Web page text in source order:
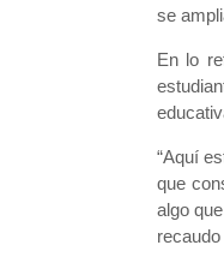
se
En lo
“Aquí
que
algo